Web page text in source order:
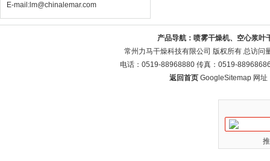
E-mail:lm@chinalemar.com
产品导航： 喷雾干燥机、空心浆叶
常州力马干燥科技有限公司 版权所有 总访问
电话：0519-88968880 传真：0519-
返回首页 GoogleSitemap 网